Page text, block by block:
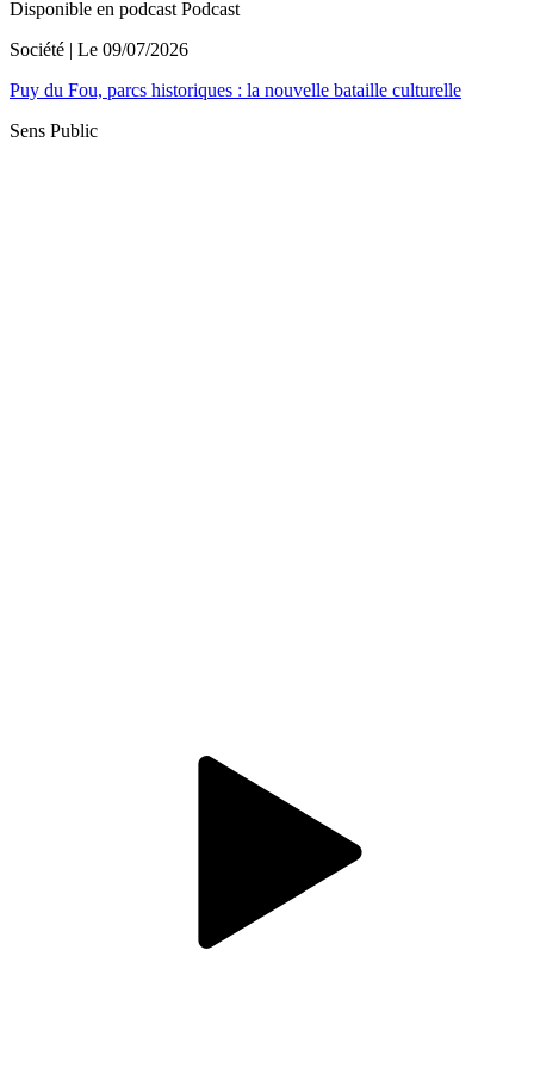
Disponible en podcast Podcast
Société | Le 09/07/2026
Puy du Fou, parcs historiques : la nouvelle bataille culturelle
Sens Public